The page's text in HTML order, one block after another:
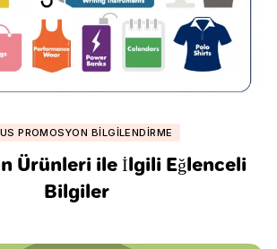
PROMOSYON BILGILENDIRME
Ürünleri ile İlgili Eğlenceli
Bilgiler